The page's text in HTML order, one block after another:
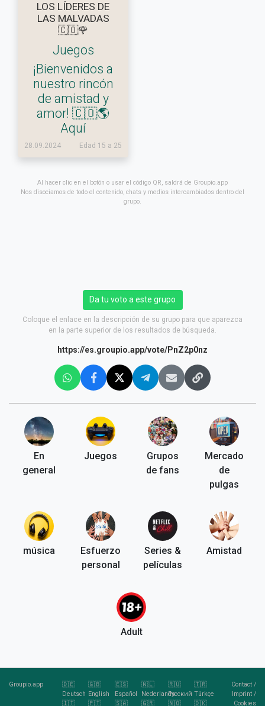
LOS LÍDERES DE
LAS MALVADAS
🇨🇴🌹
Juegos
¡Bienvenidos a
nuestro rincón
de amistad y
amor! 🇨🇴🌎
Aquí
28.09.2024 Edad 15 a 25
Al hacer clic en el botón o usar el código QR, saldrá de Groupio.app
Nos disociamos de todo el contenido, chats y medios intercambiados dentro del
grupo.
Da tu voto a este grupo
Coloque el enlace en la descripción de su grupo para que aparezca
en la parte superior de los resultados de búsqueda.
https://es.groupio.app/vote/PnZ2p0nz
En
general
Juegos
Grupos
de fans
Mercado
de
pulgas
música
Esfuerzo
personal
Series &
películas
Amistad
Adult
Groupio.app
🇩🇪
Deutsch
🇬🇧
English
🇪🇸
Español
🇳🇱
Nederlands
🇷🇺
Pусский
🇹🇷
Türkçe
🇮🇹
🇵🇹 🇸🇦 🇬🇷 🇳🇴 🇩🇰
Contact/
Imprint/
Cookies